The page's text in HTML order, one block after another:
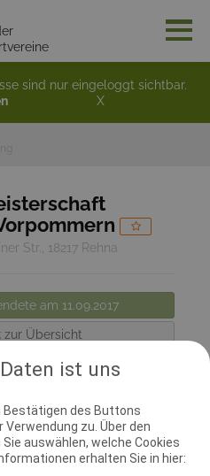
ist uns
Bestätigen des Buttons
zu. Über den
auswählen, welche Cookies
erhalten Sie in hier:
sind nur eingeloggt sichtbar.
X
Str., 18217 Rehna
am 11.09.2017
zur Übersicht